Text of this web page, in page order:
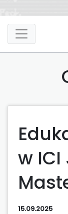
w
15.09.2025